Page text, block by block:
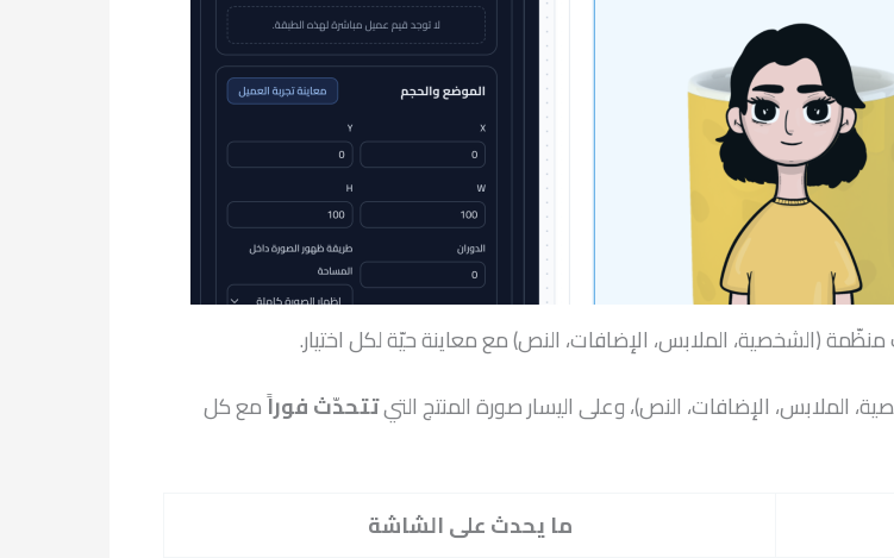
تتحدّث فوراًمع كل
ما يحدث على الشاشة